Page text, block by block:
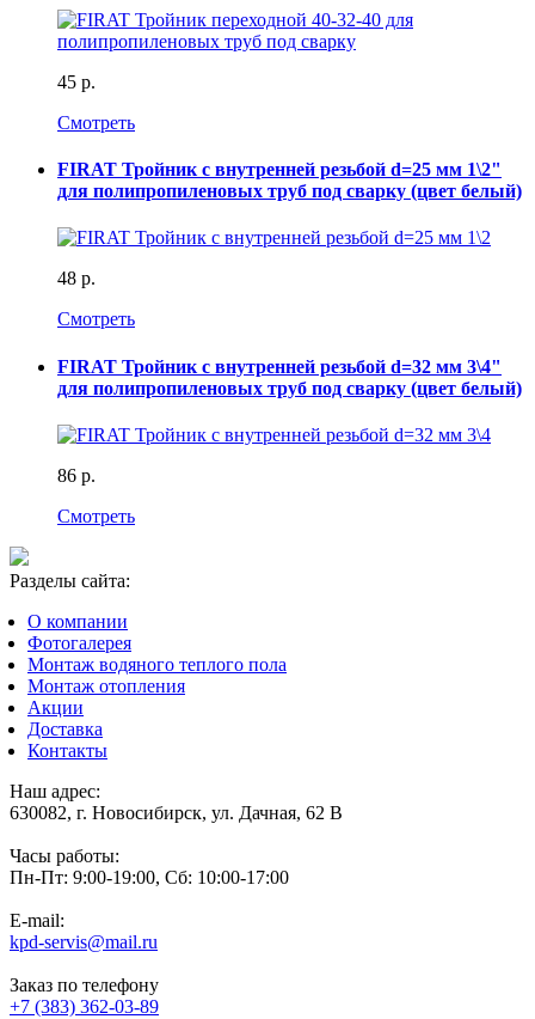
45 р.
Смотреть
FIRAT Тройник с внутренней резьбой d=25 мм 1\2"
для полипропиленовых труб под сварку (цвет белый)
48 р.
Смотреть
FIRAT Тройник с внутренней резьбой d=32 мм 3\4"
для полипропиленовых труб под сварку (цвет белый)
86 р.
Смотреть
Разделы сайта:
О компании
Фотогалерея
Монтаж водяного теплого пола
Монтаж отопления
Акции
Доставка
Контакты
Наш адрес:
630082, г. Новосибирск, ул. Дачная, 62 В
Часы работы:
Пн-Пт: 9:00-19:00, Сб: 10:00-17:00
E-mail:
kpd-servis@mail.ru
Заказ по телефону
+7 (383) 362-03-89